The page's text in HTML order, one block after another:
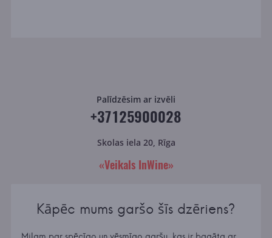
Palīdzēsim ar izvēli
+37125900028
Skolas iela 20, Rīga
«Veikals InWine»
Kāpēc mums garšo šīs dzēriens?